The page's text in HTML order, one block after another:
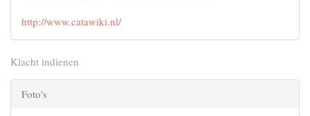
http://www.catawiki.nl/
Klacht indienen
Foto's